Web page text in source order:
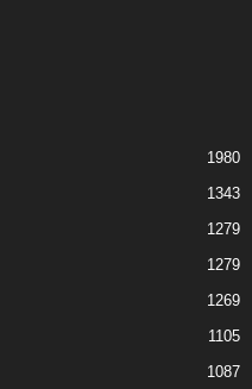
1980
1343
1279
1279
1269
1105
1087